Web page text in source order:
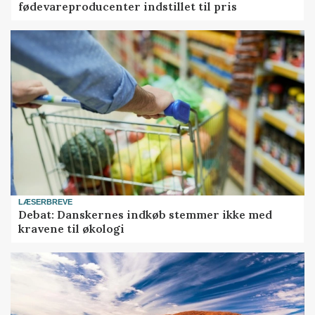
fødevareproducenter indstillet til pris
LÆSERBREVE
Debat: Danskernes indkøb stemmer ikke med
kravene til økologi